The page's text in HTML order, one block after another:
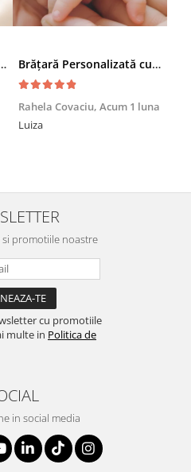
și Cruciuță – Inox Aur IP Brățară Personalizată cu Nume, Inox Auriu Waterproof, pentru copii
Rahela Covaciu, Acum 1 luna
Luiza
promotiile noastre
cu promotiile
multe in Politica de
in social media